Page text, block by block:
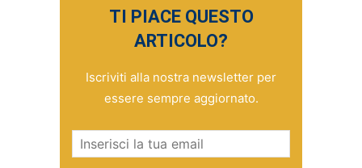
TI PIACE QUESTO
ARTICOLO?
Iscriviti alla nostra newsletter per
essere sempre aggiornato.